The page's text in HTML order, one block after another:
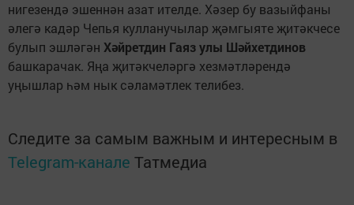
нигезендә эшеннән азат ителде. Хәзер бу вазыйфаны
әлегә кадәр Чепья кулланучылар җәмгыяте җитәкчесе
булып эшләгән Хәйретдин Гаяз улы Шәйхетдинов
башкарачак. Яңа җитәкчеләргә хезмәтләрендә
уңышлар һәм нык сәламәтлек телибез.
Следите за самым важным и интересным в
Telegram-канале Татмедиа